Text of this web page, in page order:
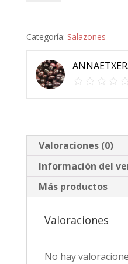
Categoría: Salazones
Valoraciones (0)
Información del
Más productos
Valoraciones
No hay